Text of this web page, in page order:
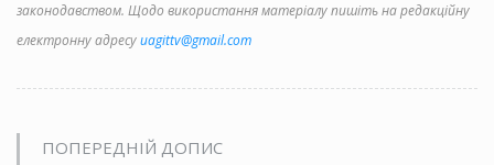
законодавством. Щодо використання матеріалу пишіть на редакційну
електронну адресуuagittv@gmail.com
ПОПЕРЕДНІЙ ДОПИС